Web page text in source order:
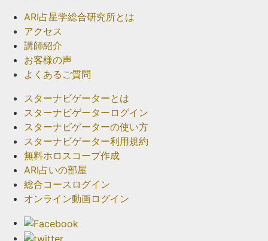
ARI占星学総合研究所とは
アクセス
講師紹介
お客様の声
よくあるご質問
スターナビゲーターとは
スターナビゲーターログイン
スターナビゲーターの使い方
スターナビゲーター利用規約
無料ホロスコープ作成
ARI占いの部屋
総合コースログイン
オンライン動画ログイン